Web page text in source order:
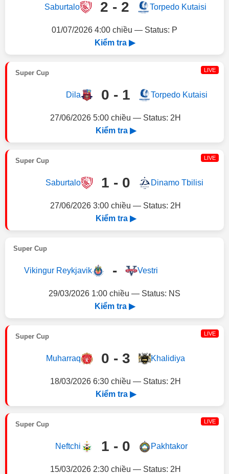
Saburtalo 2 - 2 Torpedo Kutaisi
01/07/2026 4:00 chiều — Status: P
Kiểm tra ▶
Super Cup LIVE
Dila 0 - 1 Torpedo Kutaisi
27/06/2026 5:00 chiều — Status: 2H
Kiểm tra ▶
Super Cup LIVE
Saburtalo 1 - 0 Dinamo Tbilisi
27/06/2026 3:00 chiều — Status: 2H
Kiểm tra ▶
Super Cup
Vikingur Reykjavik - Vestri
29/03/2026 1:00 chiều — Status: NS
Kiểm tra ▶
Super Cup LIVE
Muharraq 0 - 3 Khalidiya
18/03/2026 6:30 chiều — Status: 2H
Kiểm tra ▶
Super Cup LIVE
Neftchi 1 - 0 Pakhtakor
15/03/2026 2:30 chiều — Status: 2H